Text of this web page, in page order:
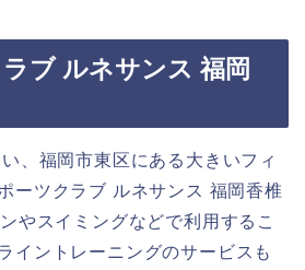
ブ ルネサンス 福岡
、福岡市東区にある大きいフィ
ーツクラブ ルネサンス 福岡香椎
やスイミングなどで利用するこ
イントレーニングのサービスも